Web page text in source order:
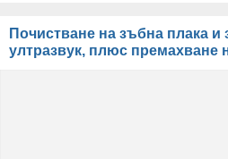
Почистване на зъбна плака и
ултразвук, плюс премахване